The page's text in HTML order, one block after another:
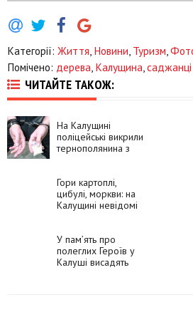
Категорії: Життя Новини Туризм
Помічено: дерева Калущина саджанці
ЧИТАЙТЕ ТАКОЖ:
На Калущині
поліцейські викрили
тернополянина з
Гори картоплі,
цибулі, моркви: на
Калущині невідомі
сміттєзвалище з
відходів
У пам’ять про
полеглих Героїв у
Калуші висадять